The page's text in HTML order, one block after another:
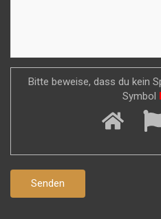
Bitte beweise, dass du kein
Symbol